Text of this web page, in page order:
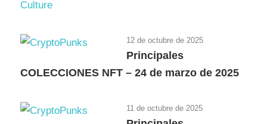
12 de octubre de 2025
Principales
COLECCIONES NFT – 24 de marzo de 2025
11 de octubre de 2025